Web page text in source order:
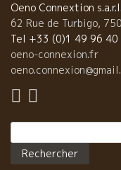
Oeno Connextion s.a.r.l.
62 Rue de Turbigo,
Tel +33 (0)1 49 96 40
oeno-connexion.fr